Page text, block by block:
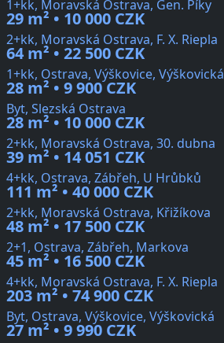
1+kk, Moravská Ostrava, Gen. Píky
29 m² • 10 000 CZK
2+kk, Moravská Ostrava, F. X. Riepla
64 m² • 22 500 CZK
1+kk, Ostrava, Výškovice, Výškovická
28 m² • 9 900 CZK
Byt, Slezská Ostrava
28 m² • 10 000 CZK
2+kk, Moravská Ostrava, 30. dubna
39 m² • 14 051 CZK
4+kk, Ostrava, Zábřeh, U Hrůbků
111 m² • 40 000 CZK
2+kk, Moravská Ostrava, Křižíkova
48 m² • 17 500 CZK
2+1, Ostrava, Zábřeh, Markova
45 m² • 16 500 CZK
4+kk, Moravská Ostrava, F. X. Riepla
203 m² • 74 900 CZK
Byt, Ostrava, Výškovice, Výškovická
27 m² • 9 990 CZK